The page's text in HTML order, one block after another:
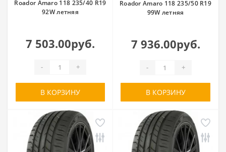
Roador Amaro 118 235/40 R19
92W летняя
7 503.00руб.
- +
В КОРЗИНУ
Roador Amaro 118 235/50 R19
99W летняя
7 936.00руб.
- +
В КОРЗИНУ